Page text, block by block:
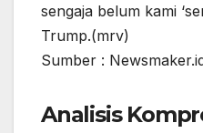
sengaja belum kami
Trump.(mrv)
Sumber :
Analisis